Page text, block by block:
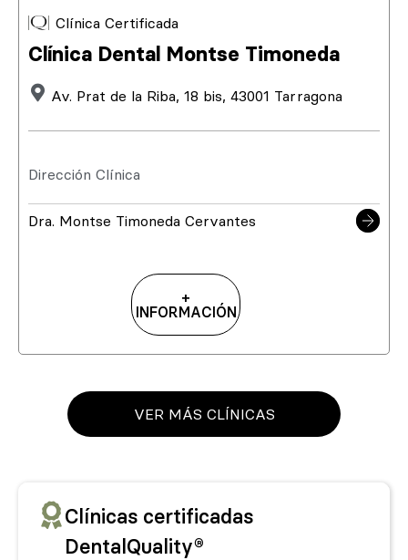
Clínica Certificada
Clínica Dental Montse Timoneda
Av. Prat de la Riba, 18 bis, 43001 Tarragona
Dirección Clínica
Dra. Montse Timoneda Cervantes
+
INFORMACIÓN
VER MÁS CLÍNICAS
Clínicas certificadas
DentalQuality®